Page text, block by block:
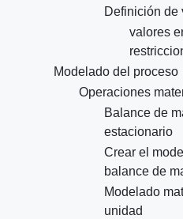
Definición de
valores
Modelado del proceso
Operaciones
Balance de
estacionario
Crear el
balance de
Modelado
unidad